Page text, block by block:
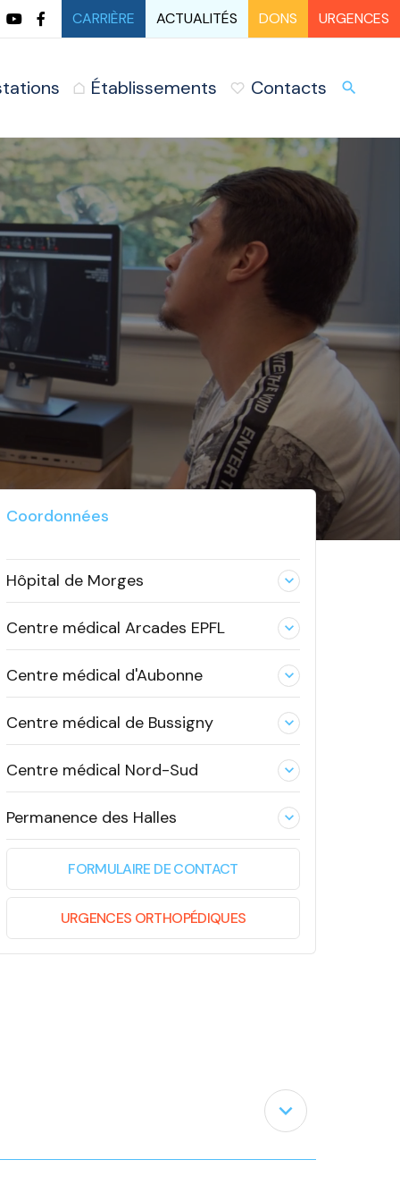
CARRIÈRE ACTUALITÉS DONS URGENCES
Établissements Contacts search
Coordonnées
Hôpital de Morges expand_less
Centre médical Arcades EPFL expand_less
Centre médical d'Aubonne expand_less
Centre médical de Bussigny expand_less
Centre médical Nord-Sud expand_less
Permanence des Halles expand_less
FORMULAIRE DE CONTACT
URGENCES ORTHOPÉDIQUES
expand_less